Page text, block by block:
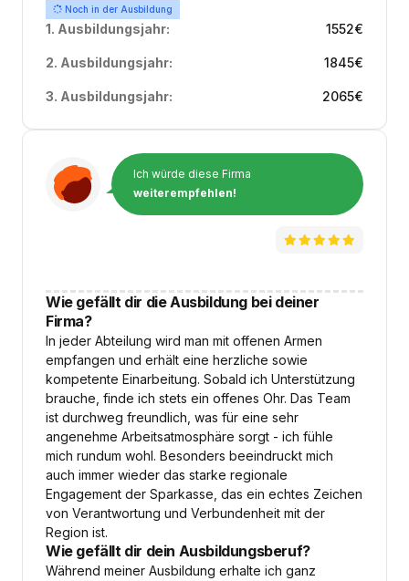
Noch in der Ausbildung
1. Ausbildungsjahr: 1552€
2. Ausbildungsjahr: 1845€
3. Ausbildungsjahr: 2065€
Ich würde diese Firma
weiterempfehlen!
Wie gefällt dir die Ausbildung bei deiner
Firma?
In jeder Abteilung wird man mit offenen Armen
empfangen und erhält eine herzliche sowie
kompetente Einarbeitung. Sobald ich Unterstützung
brauche, finde ich stets ein offenes Ohr. Das Team
ist durchweg freundlich, was für eine sehr
angenehme Arbeitsatmosphäre sorgt - ich fühle
mich rundum wohl. Besonders beeindruckt mich
auch immer wieder das starke regionale
Engagement der Sparkasse, das ein echtes Zeichen
von Verantwortung und Verbundenheit mit der
Region ist.
Wie gefällt dir dein Ausbildungsberuf?
Während meiner Ausbildung erhalte ich ganz